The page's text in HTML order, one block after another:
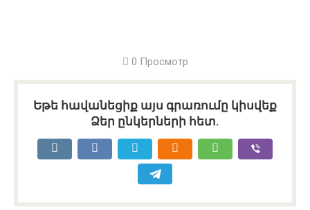
0 Просмотр
Եթե հավանեցիք այս գրառումը կիսվեք
Ձեր ընկերների հետ.